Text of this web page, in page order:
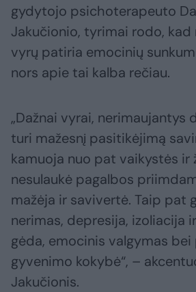
gydytojo psichoterapeuto
Jakučionio, tyrimai rodo,
vyrų patiria emocinių
nors apie tai kalba rečiau.
„Dažnai vyrai, nerimaujantys
turi mažesnį pasitikėjimą
kamuoja nuo pat vaikystės ir
nesulaukė pagalbos
mažėja ir savivertė. Taip pat
nerimas, depresija, izoliacija
gėda, emocinis valgymas
gyvenimo kokybė“, –
Jakučionis.